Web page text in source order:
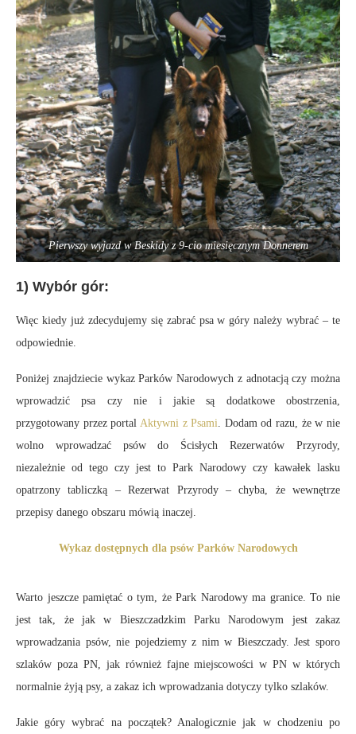
Pierwszy wyjazd w Beskidy z 9-cio miesięcznym Donnerem
1) Wybór gór:
Więc kiedy już zdecydujemy się zabrać psa w góry należy wybrać – te
odpowiednie.
Poniżej znajdziecie wykaz Parków Narodowych z adnotacją czy można
wprowadzić psa czy nie i jakie są dodatkowe obostrzenia,
przygotowany przez portal Aktywni z Psami. Dodam od razu, że w nie
wolno wprowadzać psów do Ścisłych Rezerwatów Przyrody,
niezależnie od tego czy jest to Park Narodowy czy kawałek lasku
opatrzony tabliczką – Rezerwat Przyrody – chyba, że wewnętrze
przepisy danego obszaru mówią inaczej.
Wykaz dostępnych dla psów Parków Narodowych
Warto jeszcze pamiętać o tym, że Park Narodowy ma granice. To nie
jest tak, że jak w Bieszczadzkim Parku Narodowym jest zakaz
wprowadzania psów, nie pojedziemy z nim w Bieszczady. Jest sporo
szlaków poza PN, jak również fajne miejscowości w PN w których
normalnie żyją psy, a zakaz ich wprowadzania dotyczy tylko szlaków.
Jakie góry wybrać na początek? Analogicznie jak w chodzeniu po